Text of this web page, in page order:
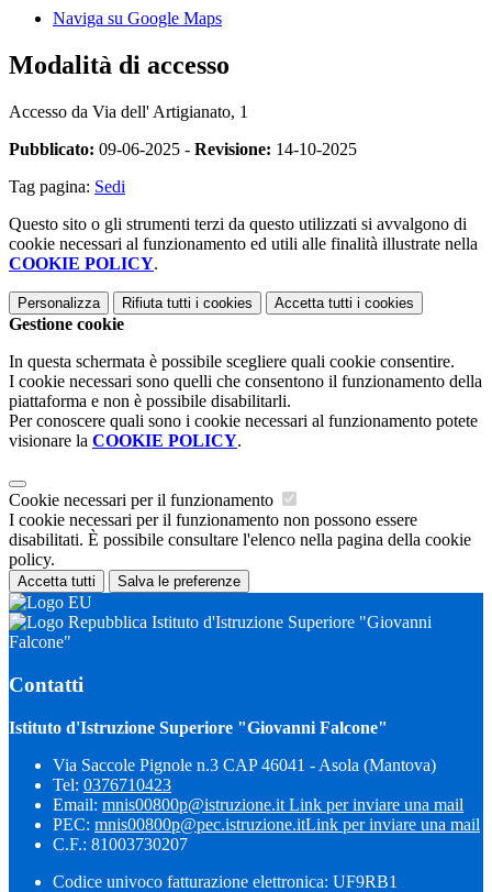
Naviga su Google Maps
Modalità di accesso
Accesso da Via dell' Artigianato, 1
Pubblicato: 09-06-2025 - Revisione: 14-10-2025
Tag pagina: Sedi
Questo sito o gli strumenti terzi da questo utilizzati si avvalgono di
cookie necessari al funzionamento ed utili alle finalità illustrate nella
COOKIE POLICY.
Personalizza Rifiuta tutti i cookies Accetta tutti i cookies
Gestione cookie
In questa schermata è possibile scegliere quali cookie consentire.
I cookie necessari sono quelli che consentono il funzionamento della
piattaforma e non è possibile disabilitarli.
Per conoscere quali sono i cookie necessari al funzionamento potete
visionare la COOKIE POLICY.
Cookie necessari per il funzionamento
I cookie necessari per il funzionamento non possono essere
disabilitati. È possibile consultare l'elenco nella pagina della cookie
policy.
Accetta tutti Salva le preferenze
Istituto d'Istruzione Superiore "Giovanni
Falcone"
Contatti
Istituto d'Istruzione Superiore "Giovanni Falcone"
Via Saccole Pignole n.3 CAP 46041 - Asola (Mantova)
Tel: 0376710423
Email: mnis00800p@istruzione.it Link per inviare una mail
PEC: mnis00800p@pec.istruzione.itLink per inviare una mail
C.F.: 81003730207
Codice univoco fatturazione elettronica: UF9RB1